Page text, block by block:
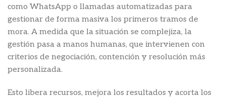
como WhatsApp o llamadas automatizadas para
gestionar de forma masiva los primeros tramos de
mora. A medida que la situación se complejiza, la
gestión pasa a manos humanas, que intervienen con
criterios de negociación, contención y resolución más
personalizada.
Esto libera recursos, mejora los resultados y acorta los